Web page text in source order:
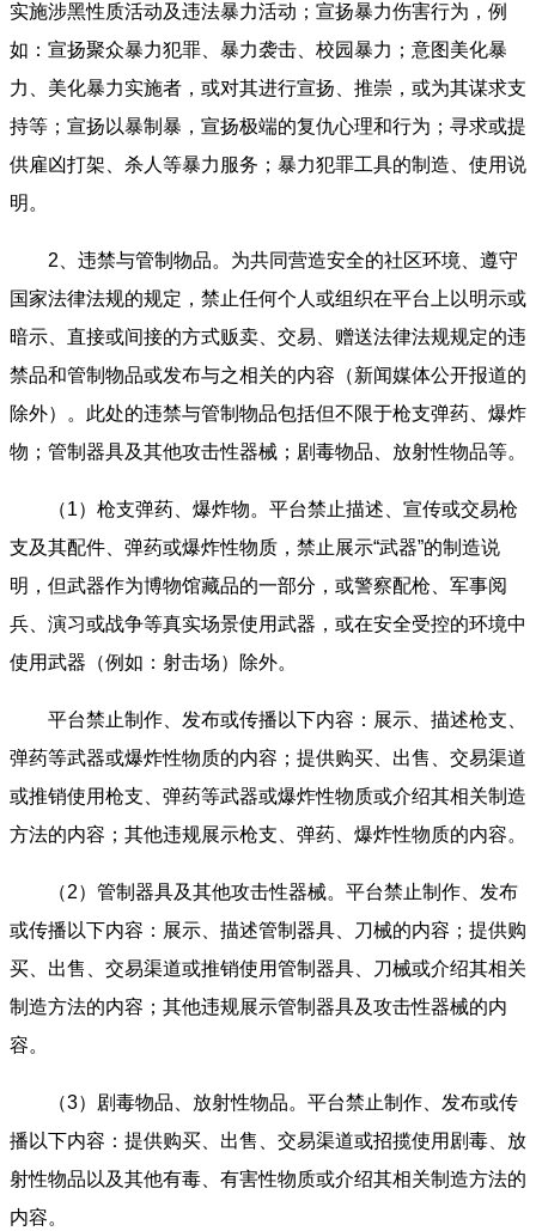
实施涉黑性质活动及违法暴力活动；宣扬暴力伤害行为，例
如：宣扬聚众暴力犯罪、暴力袭击、校园暴力；意图美化暴
力、美化暴力实施者，或对其进行宣扬、推崇，或为其谋求支
持等；宣扬以暴制暴，宣扬极端的复仇心理和行为；寻求或提
供雇凶打架、杀人等暴力服务；暴力犯罪工具的制造、使用说
明。
2、违禁与管制物品。为共同营造安全的社区环境、遵守
国家法律法规的规定，禁止任何个人或组织在平台上以明示或
暗示、直接或间接的方式贩卖、交易、赠送法律法规规定的违
禁品和管制物品或发布与之相关的内容（新闻媒体公开报道的
除外）。此处的违禁与管制物品包括但不限于枪支弹药、爆炸
物；管制器具及其他攻击性器械；剧毒物品、放射性物品等。
（1）枪支弹药、爆炸物。平台禁止描述、宣传或交易枪
支及其配件、弹药或爆炸性物质，禁止展示“武器”的制造说
明，但武器作为博物馆藏品的一部分，或警察配枪、军事阅
兵、演习或战争等真实场景使用武器，或在安全受控的环境中
使用武器（例如：射击场）除外。
平台禁止制作、发布或传播以下内容：展示、描述枪支、
弹药等武器或爆炸性物质的内容；提供购买、出售、交易渠道
或推销使用枪支、弹药等武器或爆炸性物质或介绍其相关制造
方法的内容；其他违规展示枪支、弹药、爆炸性物质的内容。
（2）管制器具及其他攻击性器械。平台禁止制作、发布
或传播以下内容：展示、描述管制器具、刀械的内容；提供购
买、出售、交易渠道或推销使用管制器具、刀械或介绍其相关
制造方法的内容；其他违规展示管制器具及攻击性器械的内
容。
（3）剧毒物品、放射性物品。平台禁止制作、发布或传
播以下内容：提供购买、出售、交易渠道或招揽使用剧毒、放
射性物品以及其他有毒、有害性物质或介绍其相关制造方法的
内容。